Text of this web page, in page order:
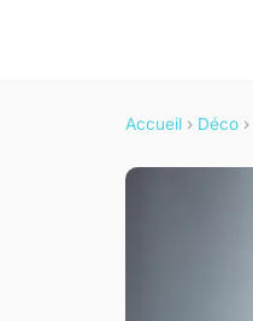
Accueil › Déco ›